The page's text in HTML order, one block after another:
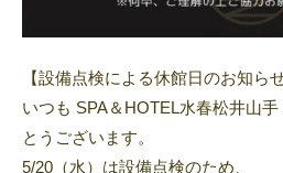
【設備点検による休館日のお知らせ
いつも SPA＆HOTEL水春松井山
とうございます。
5/20（水）は設備点検のため、